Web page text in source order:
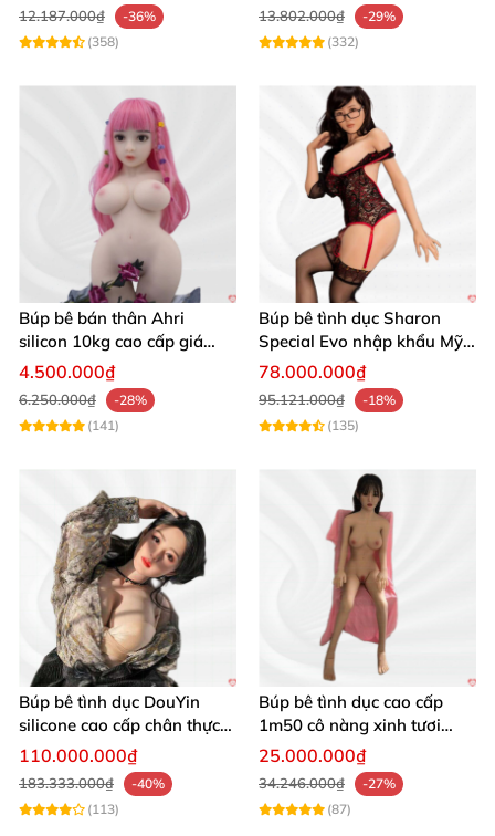
12.187.000₫
-36%
(358)
13.802.000₫
-29%
(332)
Búp bê bán thân Ahri
silicon 10kg cao cấp giá
hấp dẫn bảo hành
4.500.000₫
6.250.000₫
-28%
(141)
Búp bê tình dục Sharon
Special Evo nhập khẩu Mỹ
cao cấp, sang trọng
78.000.000₫
95.121.000₫
-18%
(135)
Búp bê tình dục DouYin
silicone cao cấp chân thực
mê hoặc nam giới
110.000.000₫
183.333.000₫
-40%
(113)
Búp bê tình dục cao cấp
1m50 cô nàng xinh tươi
chân thực
25.000.000₫
34.246.000₫
-27%
(87)